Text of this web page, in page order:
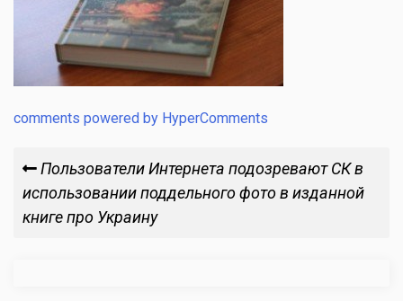
comments powered by HyperComments
Навигация
по
Previous
Post
Пользователи Интернета подозревают СК в
использовании поддельного фото в изданной
книге про Украину